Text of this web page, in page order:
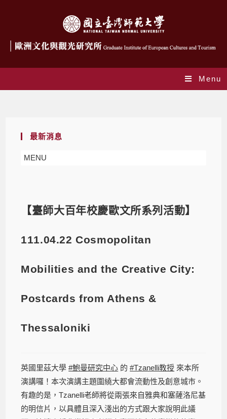
Menu
最新消息
MENU
【臺師大百年校慶歐文所系列活動】
111.04.22 Cosmopolitan
Mobilities and the Creative City:
Postcards from Athens &
Thessaloniki
英國里茲大學#鮑曼研究中心 的#Tzanelli教授 來本所
演講囉！本次演講主題圍繞大都會流動性及創意城市。
有趣的是，Tzanelli老師將從兩張來自雅典和塞薩洛尼基
的明信片，以具體且深入淺出的方式跟大家說明此議